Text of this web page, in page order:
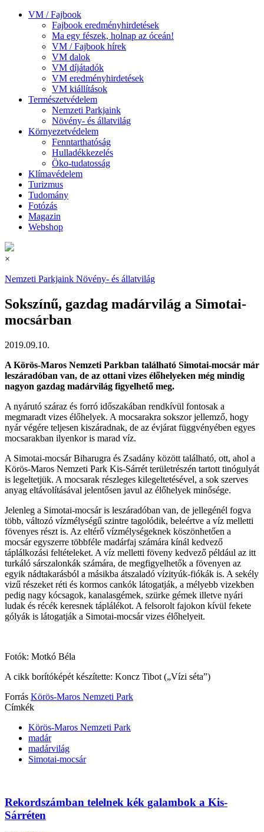
VM / Fajbook
Fajbook eredményhirdetések
Ma egy fészek, holnap az óceán!
VM / Fajbook hírek
VM dalok
VM díjátadók
VM eredményhirdetések
VM kiállítások
Természetvédelem
Nemzeti Parkjaink
Növény- és állatvilág
Környezetvédelem
Fenntarthatóság
Hulladékkezelés
Öko-tudatosság
Klímavédelem
Turizmus
Tudomány
Fotózás
Magazin
Webshop
×
Nemzeti Parkjaink Növény- és állatvilág
Sokszínű, gazdag madárvilág a Simotai-
mocsárban
2019.09.10.
A Körös-Maros Nemzeti Parkban található Simotai-mocsár már
leszáradóban van, de az ottani vizes élőhelyeken még mindig
nagyon gazdag madárvilág figyelhető meg.
A nyárutó száraz és forró időszakában rendkívül fontosak a
megmaradt vizes élőhelyek. A mocsarakra sokszor jellemző, hogy
nyár végére teljesen kiszáradnak, de az évjárat függvényében egyes
mocsarakban ilyenkor is marad víz.
A Simotai-mocsár Biharugra és Zsadány között található, ott, ahol a
Körös-Maros Nemzeti Park Kis-Sárrét területrészén tartott tinógulyát
is legeltetjük. A mocsarak részleges kilegeltetésével, a sok szerves
anyag eltávolításával jelentősen javul az élőhelyek minősége.
Jelenleg a Simotai-mocsár is leszáradóban van, de jellegénél fogva
több, változó vízmélységű szintre tagolódik, beleértve a víz melletti
fövenyes részt is. Az eltérő vízmélységeknek köszönhetően a
mocsár egyszerre többféle madárfaj számára kínál kedvező
táplálkozási feltételeket. A víz melletti föveny kedvező például az itt
turkáló sárszalonkák számára, de megfigyelhetők a fövenyen az
egyik nádtakarásból a másikba átszaladó vízityúk-fiókák is. A sekély
vizű részeket réti és kormos cankók látogatják, a mélyebb vizekben
pedig nagy kócsagok, kanalasgémek, szürke gémek illetve nyári
ludak és récék keresnek táplálékot. A felsorolt fajokon kívül fekete
gólyák is látogatják a Simotai-mocsár vizes élőhelyeit.
Fotók: Motkó Béla
A cikk borítóképét készítette: Koncz Tibot („Vízi séta”)
Forrás Körös-Maros Nemzeti Park
Címkék
Körös-Maros Nemzeti Park
madár
madárvilág
Simotai-mocsár
Rekordszámban telelnek kék galambok a Kis-
Sárréten